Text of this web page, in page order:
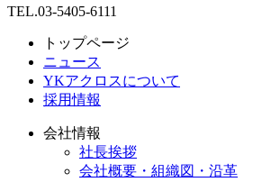
TEL.03-5405-6111
トップページ
ニュース
YKアクロスについて
採用情報
会社情報
社長挨拶
会社概要・組織図・沿革